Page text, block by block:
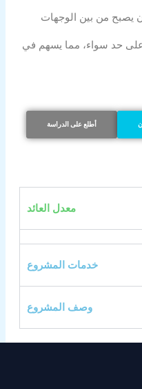
يصبح من بين الوجهات
على حد سواء، مما يسهم في
أطلع على الدراسة
معدل العائد
خدمات المشروع
وصف المشروع